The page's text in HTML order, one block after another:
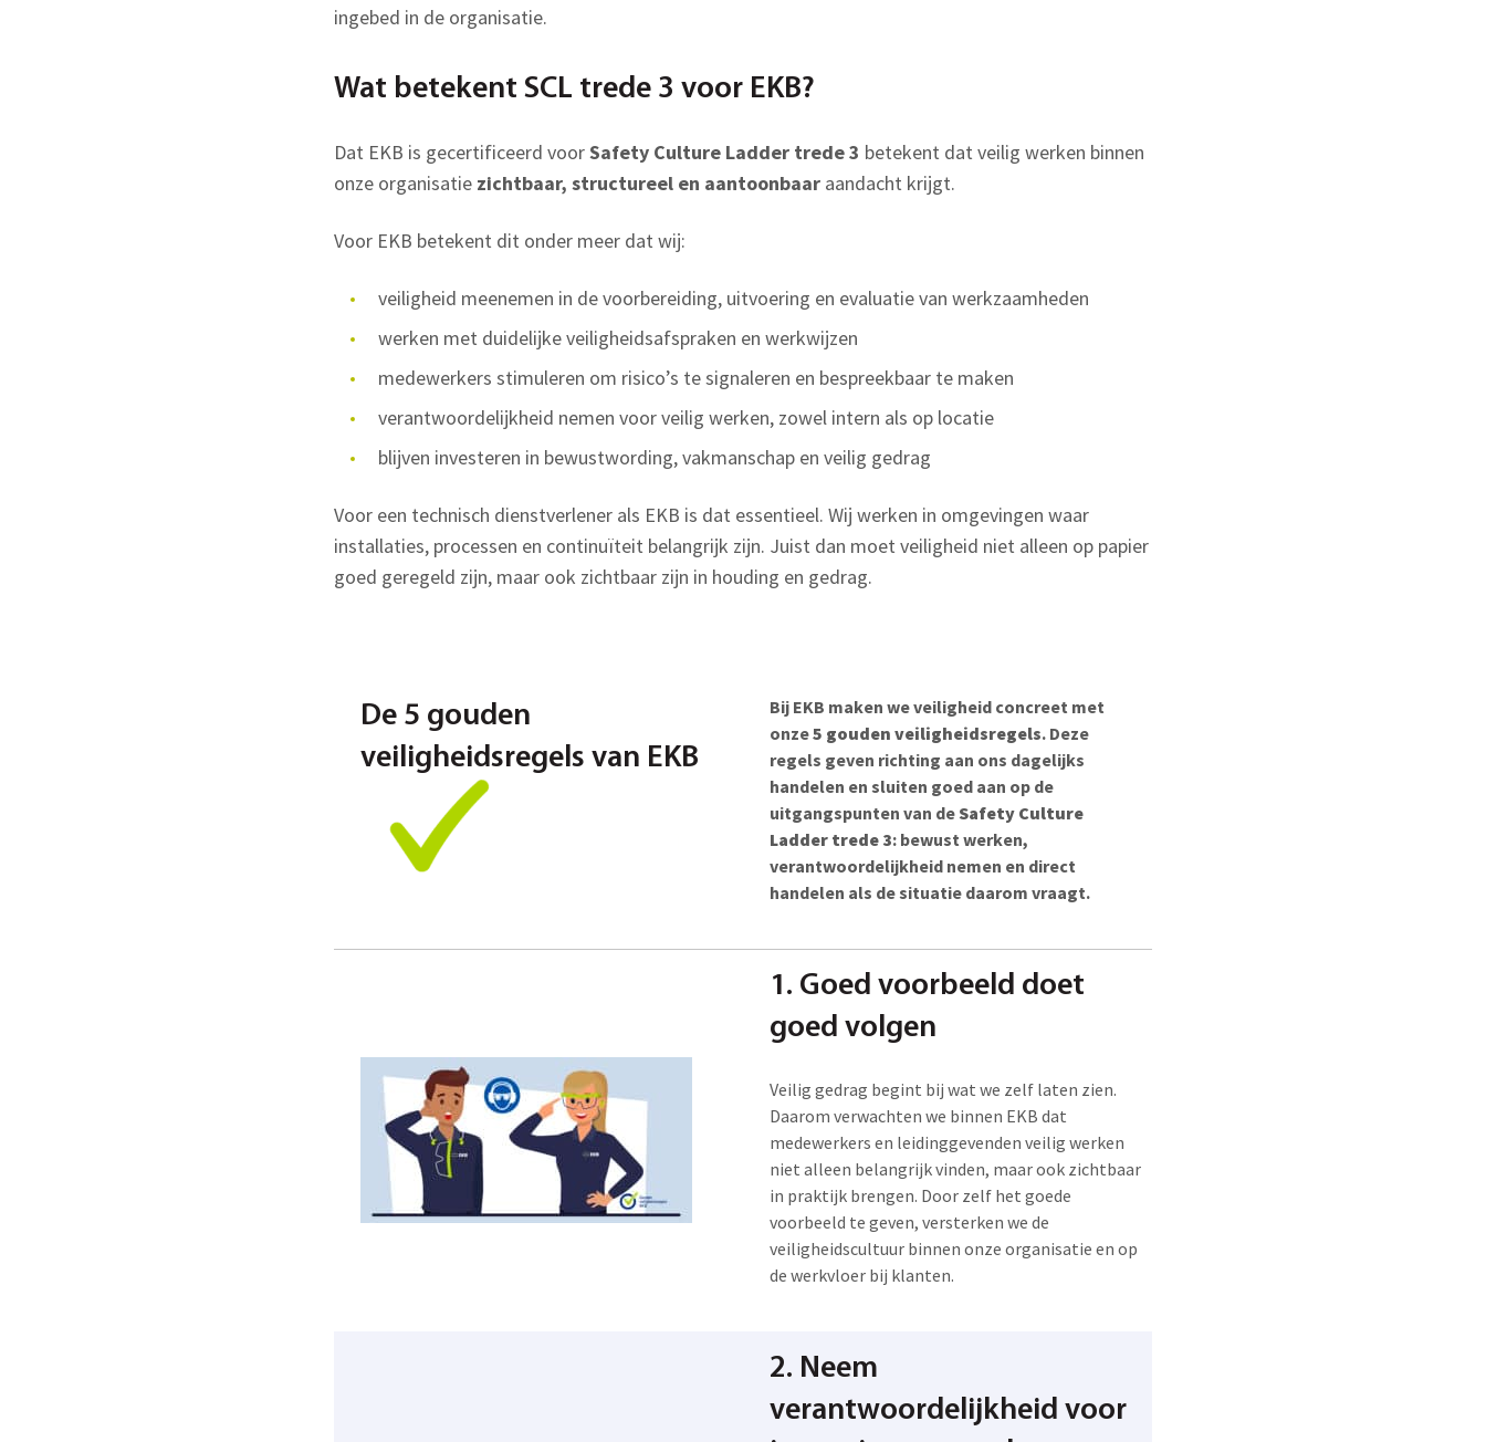
ingebed in de organisatie.
Wat betekent SCL trede 3 voor EKB?
Dat EKB is gecertificeerd voorSafety Culture Ladder trede 3 betekent dat veilig werken binnen
onze organisatie zichtbaar, structureel en aantoonbaar aandacht krijgt.
Voor EKB betekent dit onder meer dat wij:
veiligheid meenemen in de voorbereiding, uitvoering en evaluatie van werkzaamheden
werken met duidelijke veiligheidsafspraken en werkwijzen
medewerkers stimuleren om risico’s te signaleren en bespreekbaar te maken
verantwoordelijkheid nemen voor veilig werken, zowel intern als op locatie
blijven investeren in bewustwording, vakmanschap en veilig gedrag
Voor een technisch dienstverlener als EKB is dat essentieel. Wij werken in omgevingen waar
installaties, processen en continuïteit belangrijk zijn. Juist dan moet veiligheid niet alleen op papier
goed geregeld zijn, maar ook zichtbaar zijn in houding en gedrag.
De 5 gouden
veiligheidsregels van EKB
Bij EKB maken we veiligheid concreet met
onze5 gouden veiligheidsregels. Deze
regels geven richting aan ons dagelijks
handelen en sluiten goed aan op de
uitgangspunten van de Safety Culture
Ladder trede 3: bewust werken,
verantwoordelijkheid nemen en direct
handelen als de situatie daarom vraagt.
1. Goed voorbeeld doet
goed volgen
Veilig gedrag begint bij wat we zelf laten zien.
Daarom verwachten we binnen EKB dat
medewerkers en leidinggevenden veilig werken
niet alleen belangrijk vinden, maar ook zichtbaar
in praktijk brengen. Door zelf het goede
voorbeeld te geven, versterken we de
veiligheidscultuur binnen onze organisatie en op
de werkvloer bij klanten.
2. Neem
verantwoordelijkheid voor